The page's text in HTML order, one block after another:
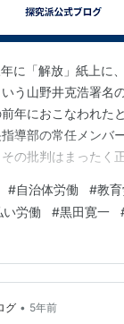
に「解放」紙上に
う山野井克浩署名
年におこなわれた
導部の常任メンバ
の批判はまったく
論文の「解放」掲
引きをはかったの
容を今日的に検討
レジメのほんの一
される。そのこと
、ここに公表する
#自治体労働 #教
い労働 #黒田寛一
グ • 5年前